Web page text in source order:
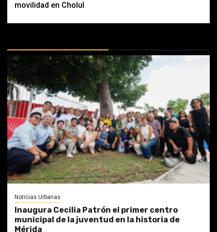
movilidad en Cholul
Noticias Urbanas
Inaugura Cecilia Patrón el primer centro
municipal de la juventud en la historia de
Mérida